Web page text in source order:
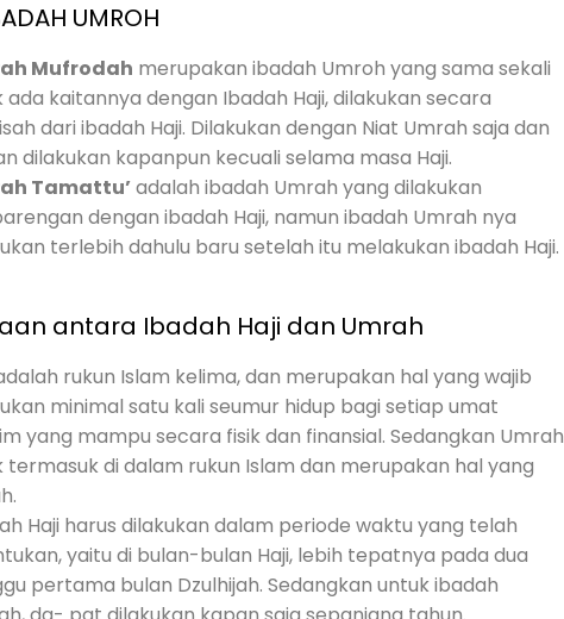
UMROH
Mufrodah merupakan ibadah Umroh yang sama sekali
ada kaitannya dengan Ibadah Haji, dilakukan secara
dari ibadah Haji. Dilakukan dengan Niat Umrah saja dan
dilakukan kapanpun kecuali selama masa Haji.
Tamattu’adalah ibadah Umrah yang dilakukan
dengan ibadah Haji, namun ibadah Umrah nya
terlebih dahulu baru setelah itu melakukan ibadah Haji.
antara Ibadah Haji dan Umrah
rukun Islam kelima, dan merupakan hal yang wajib
minimal satu kali seumur hidup bagi setiap umat
yang mampu secara fisik dan finansial. Sedangkan Umrah
termasuk di dalam rukun Islam dan merupakan hal yang
Haji harus dilakukan dalam periode waktu yang telah
yaitu di bulan-bulan Haji, lebih tepatnya pada dua
pertama bulan Dzulhijah. Sedangkan untuk ibadah